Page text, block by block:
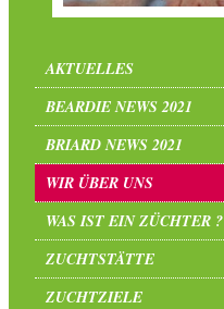
AKTUELLES
BEARDIE NEWS 2021
BRIARD NEWS 2021
WIR ÜBER UNS
WAS IST EIN ZÜCHTER ?
ZUCHTSTÄTTE
ZUCHTZIELE